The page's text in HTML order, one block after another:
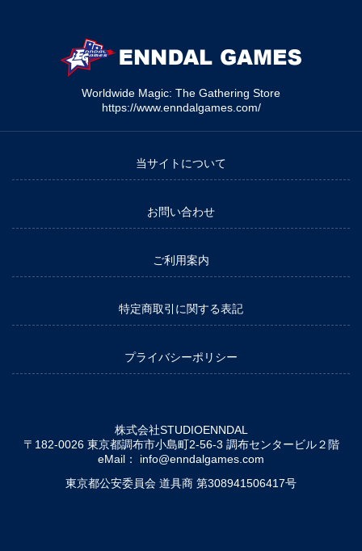
Worldwide Magic: The Gathering Store
https://www.enndalgames.com/
当サイトについて
お問い合わせ
ご利用案内
特定商取引に関する表記
プライバシーポリシー
株式会社STUDIOENNDAL
〒182-0026 東京都調布市小島町2-56-3 調布センタービル２階
eMail： info@enndalgames.com
東京都公安委員会 道具商 第308941506417号